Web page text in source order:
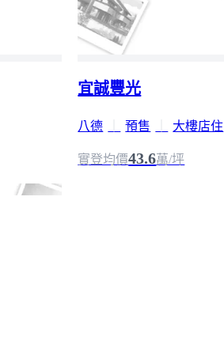
宜誠豐光
八德 預售 大樓店住
實登均價43.6萬/坪